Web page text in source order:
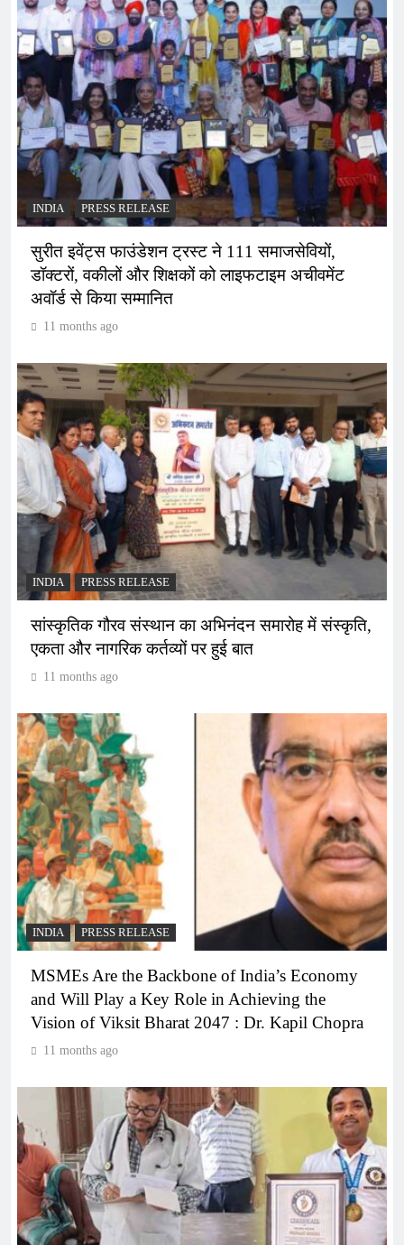
INDIA PRESS RELEASE
सुरीत इवेंट्स फाउंडेशन ट्रस्ट ने 111 समाजसेवियों,
डॉक्टरों, वकीलों और शिक्षकों को लाइफटाइम अचीवमेंट
अवॉर्ड से किया सम्मानित
11 months ago
INDIA PRESS RELEASE
सांस्कृतिक गौरव संस्थान का अभिनंदन समारोह में संस्कृति,
एकता और नागरिक कर्तव्यों पर हुई बात
11 months ago
INDIA PRESS RELEASE
MSMEs Are the Backbone of India’s Economy
and Will Play a Key Role in Achieving the
Vision of Viksit Bharat 2047 : Dr. Kapil Chopra
11 months ago